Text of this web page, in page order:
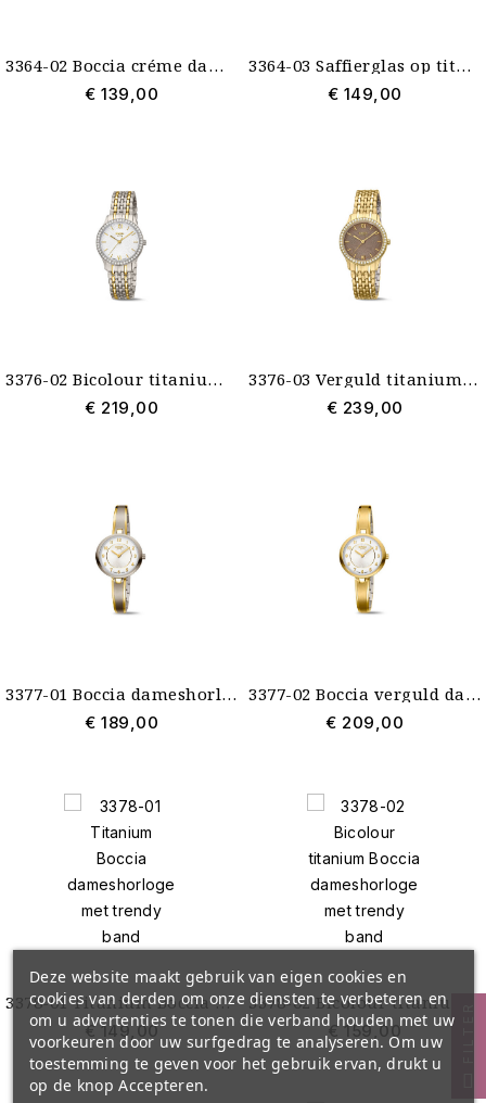
3364-02 Boccia créme dameshorloge leren band saffierglas
€ 139,00
3364-03 Saffierglas op titanium dameshorloge leren band Boccia
€ 149,00
3376-02 Bicolour titanium dameshorloge met zirconia in de lunette Boccia
€ 219,00
3376-03 Verguld titanium dameshorloge met zirconia in de lunette Boccia
€ 239,00
3377-01 Boccia dameshorloge bicolour titanium stijve band
€ 189,00
3377-02 Boccia verguld dameshorloge vaste band
€ 209,00
3378-01 Titanium Boccia dameshorloge met trendy band
€ 149,00 € 159,00
Deze website maakt gebruik van eigen cookies en
cookies van derden om onze diensten te verbeteren en
om u advertenties te tonen die verband houden met uw
voorkeuren door uw surfgedrag te analyseren. Om uw
toestemming te geven voor het gebruik ervan, drukt u
op de knop Accepteren.